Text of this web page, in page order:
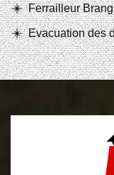
Ferrailleur
Evacuation des